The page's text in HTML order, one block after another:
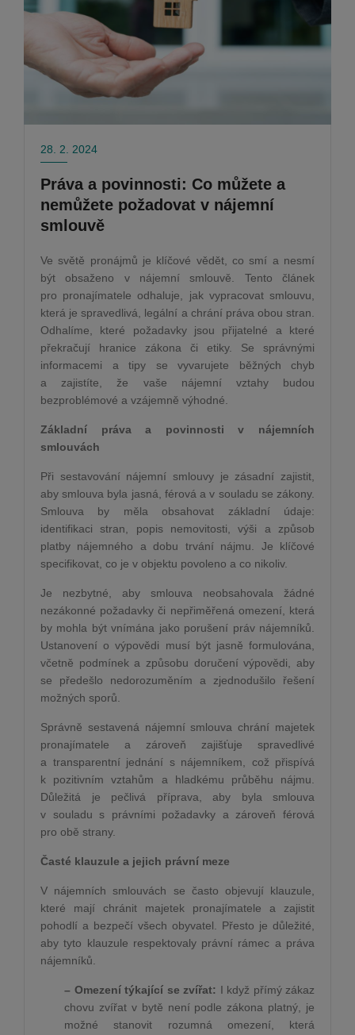
28. 2. 2024
Práva a povinnosti: Co můžete a
nemůžete požadovat v nájemní
smlouvě
Ve světě pronájmů je klíčové vědět, co smí a nesmí
být obsaženo v nájemní smlouvě. Tento článek
pro pronajímatele odhaluje, jak vypracovat smlouvu,
která je spravedlivá, legální a chrání práva obou stran.
Odhalíme, které požadavky jsou přijatelné a které
překračují hranice zákona či etiky. Se správnými
informacemi a tipy se vyvarujete běžných chyb
a zajistíte, že vaše nájemní vztahy budou
bezproblémové a vzájemně výhodné.
Základní práva a povinnosti v nájemních
smlouvách
Při sestavování nájemní smlouvy je zásadní zajistit,
aby smlouva byla jasná, férová a v souladu se zákony.
Smlouva by měla obsahovat základní údaje:
identifikaci stran, popis nemovitosti, výši a způsob
platby nájemného a dobu trvání nájmu. Je klíčové
specifikovat, co je v objektu povoleno a co nikoliv.
Je nezbytné, aby smlouva neobsahovala žádné
nezákonné požadavky či nepřiměřená omezení, která
by mohla být vnímána jako porušení práv nájemníků.
Ustanovení o výpovědi musí být jasně formulována,
včetně podmínek a způsobu doručení výpovědi, aby
se předešlo nedorozuměním a zjednodušilo řešení
možných sporů.
Správně sestavená nájemní smlouva chrání majetek
pronajímatele a zároveň zajišťuje spravedlivé
a transparentní jednání s nájemníkem, což přispívá
k pozitivním vztahům a hladkému průběhu nájmu.
Důležitá je pečlivá příprava, aby byla smlouva
v souladu s právními požadavky a zároveň férová
pro obě strany.
Časté klauzule a jejich právní meze
V nájemních smlouvách se často objevují klauzule,
které mají chránit majetek pronajímatele a zajistit
pohodlí a bezpečí všech obyvatel. Přesto je důležité,
aby tyto klauzule respektovaly právní rámec a práva
nájemníků.
– Omezení týkající se zvířat: I když přímý zákaz
chovu zvířat v bytě není podle zákona platný, je
možné stanovit rozumná omezení, která